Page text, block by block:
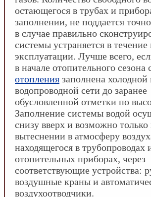
остающегося в трубах и
заполнении, не поддается
в случае правильно
системы устраняется в
эксплуатации. Лучше всего,
в начале отопительного сезона
отопления заполнена холодной
водопроводной сети до заранее
обусловленной отметки по
Заполнение системы водой
снизу вверх и возможно только
вытеснении в атмосферу
находящегося в трубопроводах
отопительных приборах, через
соответствующие устройства:
воздушные краны и
воздухоотводчики.